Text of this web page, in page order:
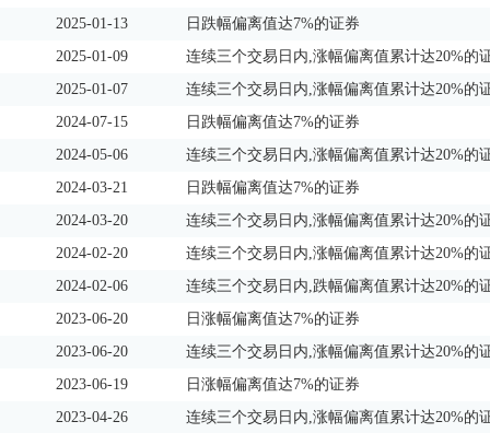
2025-01-13
日跌幅偏离值达7%的证券
2025-01-09
连续三个交易日内,涨幅偏离值累计达20%的
2025-01-07
连续三个交易日内,涨幅偏离值累计达20%的
2024-07-15
日跌幅偏离值达7%的证券
2024-05-06
连续三个交易日内,涨幅偏离值累计达20%的
2024-03-21
日跌幅偏离值达7%的证券
2024-03-20
连续三个交易日内,涨幅偏离值累计达20%的
2024-02-20
连续三个交易日内,涨幅偏离值累计达20%的
2024-02-06
连续三个交易日内,跌幅偏离值累计达20%的
2023-06-20
日涨幅偏离值达7%的证券
2023-06-20
连续三个交易日内,涨幅偏离值累计达20%的
2023-06-19
日涨幅偏离值达7%的证券
2023-04-26
连续三个交易日内,涨幅偏离值累计达20%的